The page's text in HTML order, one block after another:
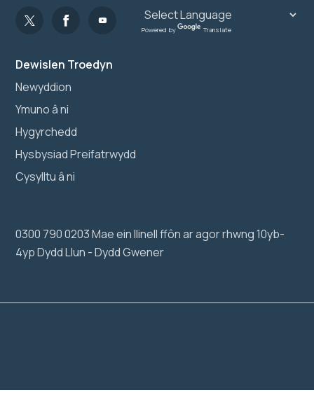
Dewislen Troedyn
Newyddion
Ymuno â ni
Hygyrchedd
Hysbysiad Preifatrwydd
Cysylltu â ni
0300 790 0203 Mae ein llinell ffôn ar agor rhwng 10yb-
4yp Dydd Llun - Dydd Gwener
Powered by Translate